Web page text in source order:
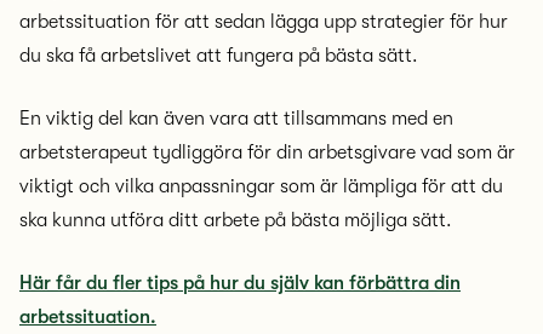
arbetssituation för att sedan lägga upp strategier för hur
du ska få arbetslivet att fungera på bästa sätt.
En viktig del kan även vara att tillsammans med en
arbetsterapeut tydliggöra för din arbetsgivare vad som är
viktigt och vilka anpassningar som är lämpliga för att du
ska kunna utföra ditt arbete på bästa möjliga sätt.
Här får du fler tips på hur du själv kan förbättra din
arbetssituation.